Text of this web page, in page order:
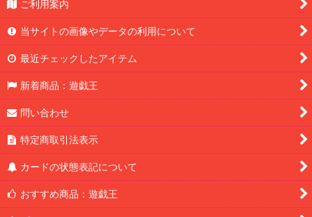
ご利用案内
当サイトの画像やデータの利用について
最近チェックしたアイテム
新着商品：遊戯王
問い合わせ
特定商取引法表示
カードの状態表記について
おすすめ商品：遊戯王